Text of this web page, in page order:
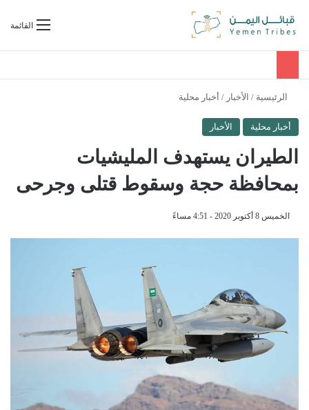
القائمةبحث عن
الرئيسية / الأخبار / أخبار محلية
أخبار محلية الأخبار
الطيران يستهدف المليشيات
بمحافظة حجة وسقوط قتلى وجرحى
الخميس 8 أكتوبر 2020 - 4:51 مساءً